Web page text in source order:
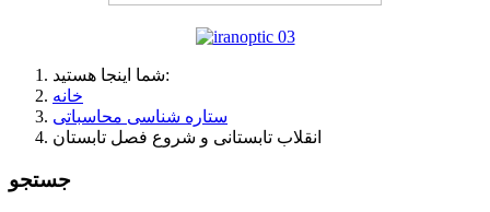
شما اینجا هستید:
خانه
ستاره شناسی محاسباتی
انقلاب تابستانی و شروع فصل تابستان
جستجو